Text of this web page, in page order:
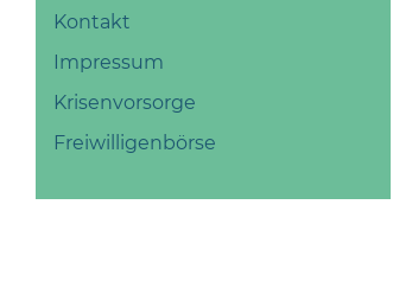
Kontakt
Impressum
Krisenvorsorge
Freiwilligenbörse